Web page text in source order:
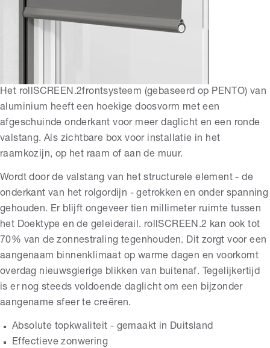
Het rollSCREEN.2frontsysteem (gebaseerd op PENTO)van
aluminium heeft een hoekigedoosvorm met een
afgeschuinde onderkant voor meer daglicht en een ronde
valstang. Als zichtbare box voor installatie in het
raamkozijn, op het raam of aan de muur.
Wordt door de valstang van het structurele element - de
onderkant van het rolgordijn - getrokken en onder spanning
gehouden. Er blijft ongeveer tien millimeter ruimte tussen
het Doektype en de geleiderail. rollSCREEN.2 kan ook tot
70% van de zonnestraling tegenhouden. Dit zorgt voor een
aangenaam binnenklimaat op warme dagen en voorkomt
overdag nieuwsgierige blikken van buitenaf. Tegelijkertijd
is er nog steeds voldoende daglicht om een bijzonder
aangename sfeer te creëren.
Absolute topkwaliteit - gemaakt in Duitsland
Effectieve zonwering